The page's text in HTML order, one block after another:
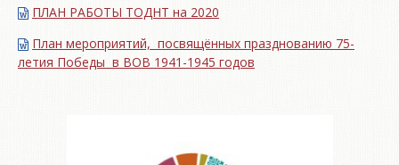
ПЛАН РАБОТЫ ТОДНТ на 2020
План мероприятий, посвящённых празднованию 75-
летия Победы в ВОВ 1941-1945 годов